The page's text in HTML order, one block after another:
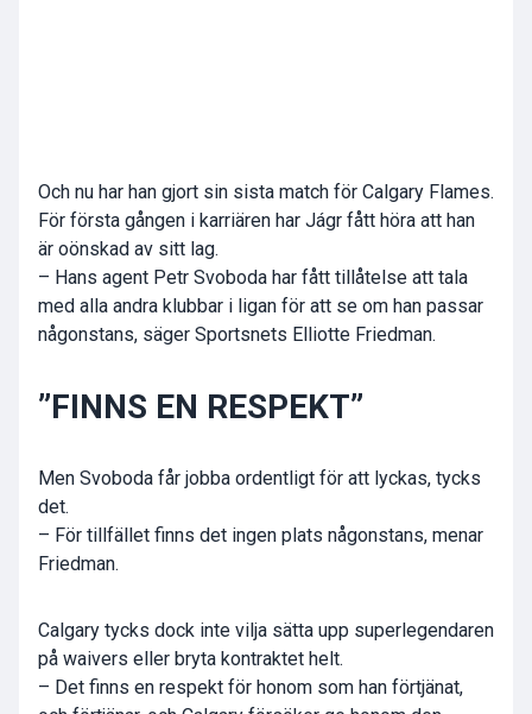
Och nu har han gjort sin sista match för Calgary Flames.
För första gången i karriären har Jágr fått höra att han
är oönskad av sitt lag.
– Hans agent Petr Svoboda har fått tillåtelse att tala
med alla andra klubbar i ligan för att se om han passar
någonstans, säger Sportsnets Elliotte Friedman.
”FINNS EN RESPEKT”
Men Svoboda får jobba ordentligt för att lyckas, tycks
det.
– För tillfället finns det ingen plats någonstans, menar
Friedman.
Calgary tycks dock inte vilja sätta upp superlegendaren
på waivers eller bryta kontraktet helt.
– Det finns en respekt för honom som han förtjänat,